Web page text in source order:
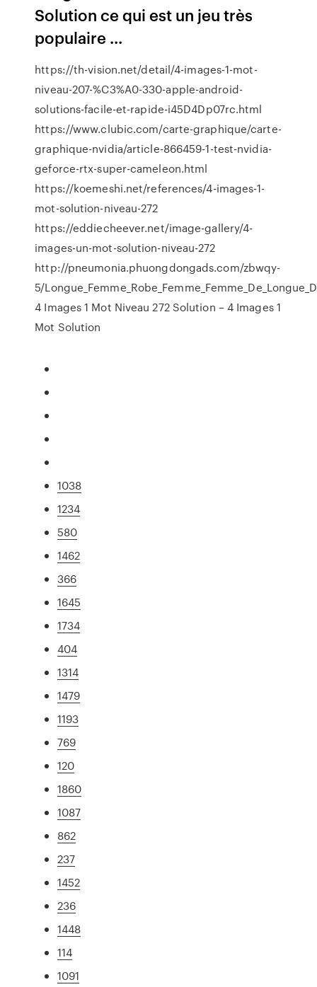
Solution ce qui est un jeu très
populaire ...
https://th-vision.net/detail/4-images-1-mot-
niveau-207-%C3%A0-330-apple-android-
solutions-facile-et-rapide-i45D4Dp07rc.html
https://www.clubic.com/carte-graphique/carte-
graphique-nvidia/article-866459-1-test-nvidia-
geforce-rtx-super-cameleon.html
https://koemeshi.net/references/4-images-1-
mot-solution-niveau-272
https://eddiecheever.net/image-gallery/4-
images-un-mot-solution-niveau-272
http://pneumonia.phuongdongads.com/zbwqy-
5/
4 Images 1 Mot Niveau 272 Solution – 4 Images 1
Mot Solution
1038
1234
580
1462
366
1645
1734
404
1314
1479
1193
769
120
1860
1087
862
237
1452
236
1448
114
1091